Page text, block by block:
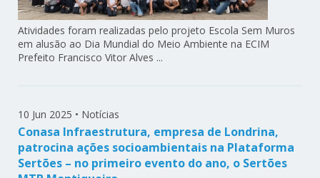
Atividades foram realizadas pelo projeto Escola Sem Muros
em alusão ao Dia Mundial do Meio Ambiente na ECIM
Prefeito Francisco Vitor Alves ...
10 Jun 2025 • Notícias
Conasa Infraestrutura, empresa de Londrina,
patrocina ações socioambientais na Plataforma
Sertões – no primeiro evento do ano, o Sertões